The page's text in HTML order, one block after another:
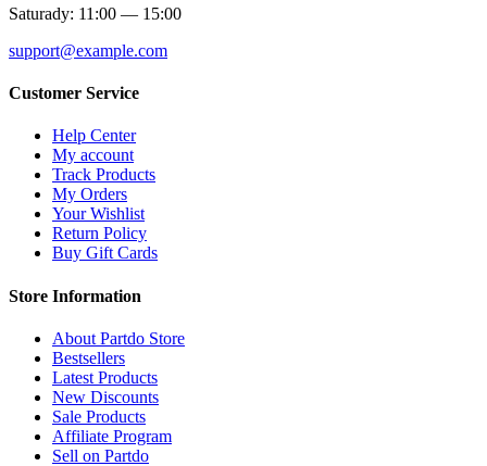
Saturady: 11:00 — 15:00
support@example.com
Customer Service
Help Center
My account
Track Products
My Orders
Your Wishlist
Return Policy
Buy Gift Cards
Store Information
About Partdo Store
Bestsellers
Latest Products
New Discounts
Sale Products
Affiliate Program
Sell on Partdo